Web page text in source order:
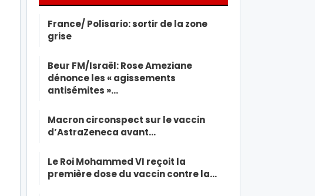
France/ Polisario: sortir de la zone
grise
Beur FM/Israël: Rose Ameziane
dénonce les « agissements
antisémites »…
Macron circonspect sur le vaccin
d’AstraZeneca avant…
Le Roi Mohammed VI reçoit la
première dose du vaccin contre la…